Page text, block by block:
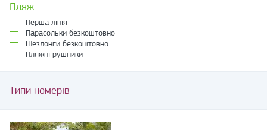
Пляж
Перша лінія
Парасольки безкоштовно
Шезлонги безкоштовно
Пляжні рушники
Типи номерів